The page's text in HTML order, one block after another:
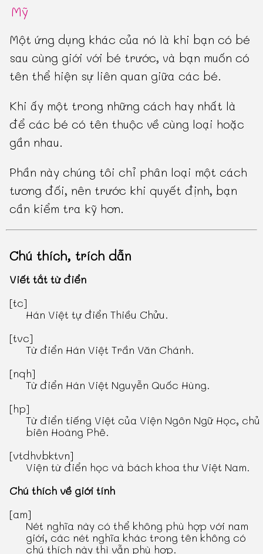
Mỹ
Một ứng dụng khác của nó là khi bạn có bé
sau cùng giới với bé trước, và bạn muốn có
tên thể hiện sự liên quan giữa các bé.
Khi ấy một trong những cách hay nhất là
để các bé có tên thuộc về cùng loại hoặc
gần nhau.
Phần này chúng tôi chỉ phân loại một cách
tương đối, nên trước khi quyết định, bạn
cần kiểm tra kỹ hơn.
Chú thích, trích dẫn
Viết tắt từ điển
[tc]
Hán Việt tự điển Thiều Chửu.
[tvc]
Từ điển Hán Việt Trần Văn Chánh.
[nqh]
Từ điển Hán Việt Nguyễn Quốc Hùng.
[hp]
Từ điển tiếng Việt của Viện Ngôn Ngữ Học, chủ
biên Hoàng Phê.
[vtdhvbktvn]
Viện từ điển học và bách khoa thư Việt Nam.
Chú thích về giới tính
[am]
Nét nghĩa này có thể không phù hợp với nam
giới, các nét nghĩa khác trong tên không có
chú thích này thì vẫn phù hợp.